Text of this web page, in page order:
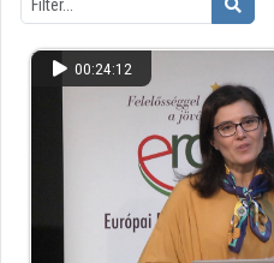
Contributors
Appearance:light
00:24:12